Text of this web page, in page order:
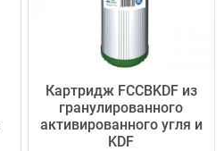
Картридж FCCBKDF из
гранулированного
активированного угля и
KDF